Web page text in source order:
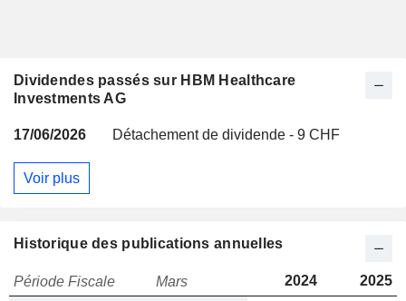
Dividendes passés sur HBM Healthcare
Investments AG
17/06/2026 Détachement de dividende - 9 CHF
Voir plus
Historique des publications annuelles
Période Fiscale Mars 2024 2025